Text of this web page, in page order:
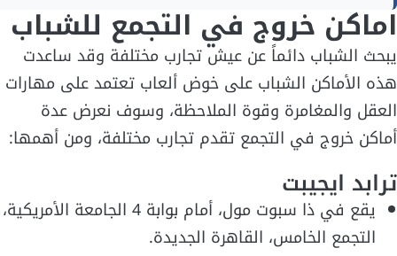
اماكن خروج في التجمع للشباب
يبحث الشباب دائماً عن عيش تجارب مختلفة وقد ساعدت
هذه الأماكن الشباب على خوض ألعاب تعتمد على مهارات
العقل والمغامرة وقوة الملاحظة، وسوف نعرض عدة
أماكن خروج في التجمع تقدم تجارب مختلفة، ومن أهمها:
ترابد ايجيبت
يقع في ذا سبوت مول، أمام بوابة 4 الجامعة الأمريكية،
التجمع الخامس، القاهرة الجديدة.